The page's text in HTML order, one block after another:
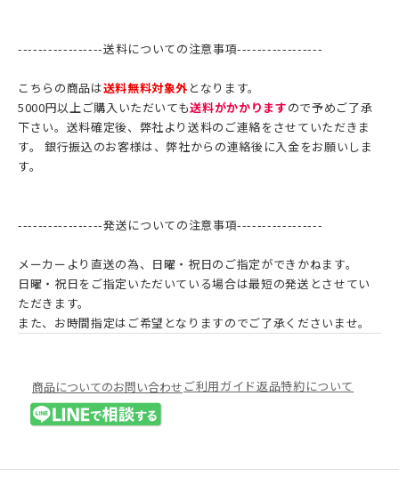
-----------------送料についての注意事項-----------------
こちらの商品は送料無料対象外 となります。
5000円以上ご購入いただいても送料がかかりますので予めご了承
下さい。送料確定後、弊社より送料のご連絡をさせていただきま
す。 銀行振込のお客様は、弊社からの連絡後に入金をお願いしま
す。
-----------------発送についての注意事項-----------------
メーカーより直送の為、日曜・祝日のご指定ができかねます。
日曜・祝日をご指定いただいている場合は最短の発送とさせてい
ただきます。
また、お時間指定はご希望となりますのでご了承くださいませ。
商品についてのお問い合わせ ご利用ガイド返品特約について